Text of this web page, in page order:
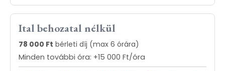
Ital behozatal nélkül
78 000 Ft bérleti díj (max 6 órára)
Minden további óra: +15 000 Ft/óra